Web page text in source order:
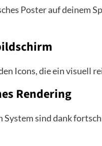
Poster auf deinem
Icons, die ein visuell
Rendering
System sind dank